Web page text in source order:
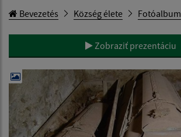
Bevezetés Község élete Fotóalbum
Zobraziť prezentáciu